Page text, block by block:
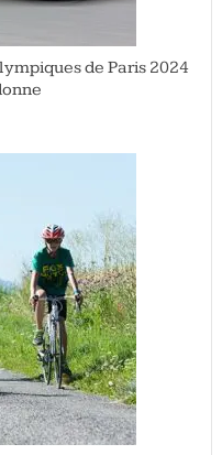
de Paris 2024